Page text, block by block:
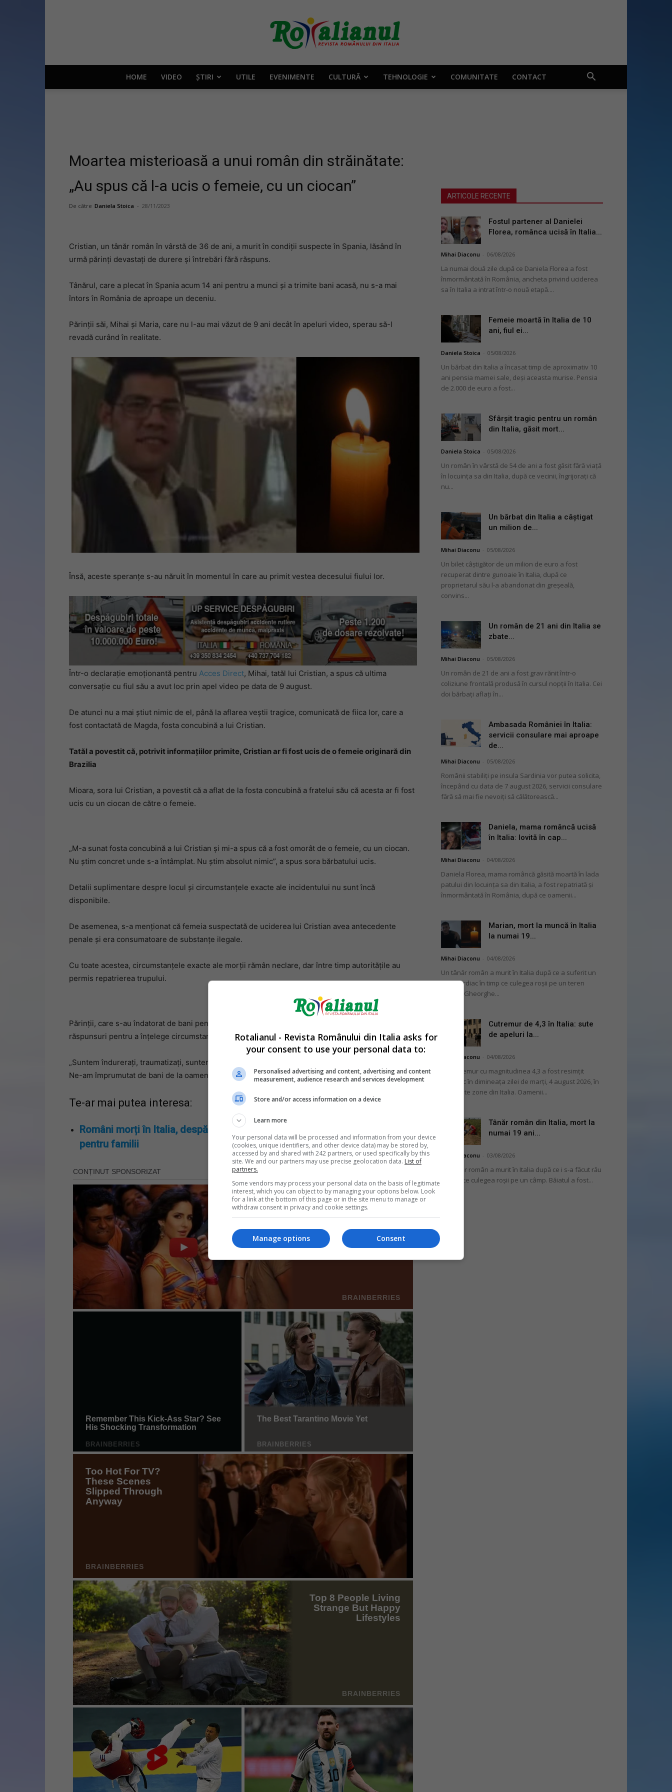
Rotalianul
românului
Italia
HOME VIDEO ȘTIRI UTILE EVENIMENTE CULTURĂ TEHNOLOGIE COMUNITATE CONTACT
Moartea misterioasă a unui român din străinătate:
„Au spus că l-a ucis o femeie, cu un ciocan”
De către Daniela Stoica - 28/11/2023
Cristian, un tânăr român în vârstă de 36 de ani, a murit în condiții suspecte în Spania, lăsând în
urmă părinți devastați de durere și întrebări fără răspuns.
Tânărul, care a plecat în Spania acum 14 ani pentru a munci și a trimite bani acasă, nu s-a mai
întors în România de aproape un deceniu.
Părinții săi, Mihai și Maria, care nu l-au mai văzut de 9 ani decât în apeluri video, sperau să-l
revadă curând în realitate.
Însă, aceste speranțe s-au năruit în momentul în care au primit vestea decesului fiului lor.
Într-o declarație emoționantă pentru Acces Direct, Mihai, tatăl lui Cristian, a spus că ultima
conversație cu fiul său a avut loc prin apel video pe data de 9 august.
De atunci nu a mai știut nimic de el, până la aflarea veștii tragice, comunicată de fiica lor, care a
fost contactată de Magda, fosta concubină a lui Cristian.
Tatăl a povestit că, potrivit informațiilor primite, Cristian ar fi fost ucis de o femeie originară din
Brazilia
Mioara, sora lui Cristian, a povestit că a aflat de la fosta concubină a fratelui său că acesta ar fi fost
ucis cu un ciocan de către o femeie.
„M-a sunat fosta concubină a lui Cristian și mi-a spus că a fost omorât de o femeie, cu un ciocan.
Nu știm concret unde s-a întâmplat. Nu știm absolut nimic”, a spus sora bărbatului ucis.
Detalii suplimentare despre locul și circumstanțele exacte ale incidentului nu sunt încă
disponibile.
De asemenea, s-a menționat că femeia suspectată de uciderea lui Cristian avea antecedente
penale și era consumatoare de substanțe ilegale.
Cu toate acestea, circumstanțele exacte ale morții rămân neclare, dar între timp autoritățile au
permis repatrierea trupului.
Părinții, care s-au îndatorat de bani pentru a aduce trupul neînsuflețit al fiului lor în România, caută
răspunsuri pentru a înțelege circumstanțele misterioase care au dus la moartea lui Cristian.
„Suntem îndurerați, traumatizați, suntem îndatorați la oameni că l-am adus în țară pe cont propriu.
Ne-am împrumutat de bani de la oameni”, a spus tatăl tânărului.
Te-ar mai putea interesa:
Români morți în Italia, despăgubire uriașă de peste 2 milioane de euro
pentru familii
ARTICOLE RECENTE
Fostul partener al Danielei
Florea, românca ucisă în Italia...
Mihai Diaconu 06/08/2026
La numai două zile după ce Daniela Florea a fost
înmormântată în România, ancheta privind uciderea
sa în Italia a intrat într-o nouă etapă....
Femeie moartă în Italia de 10
ani, fiul ei...
Daniela Stoica 05/08/2026
Un bărbat din Italia a încasat timp de aproximativ 10
ani pensia mamei sale, deși aceasta murise. Pensia
de 2.000 de euro a fost...
Sfârșit tragic pentru un român
din Italia, găsit mort...
Daniela Stoica 05/08/2026
Un român în vârstă de 54 de ani a fost găsit fără viață
în locuința sa din Italia, după ce vecinii, îngrijorați că
nu...
Un bărbat din Italia a câștigat
un milion de...
Mihai Diaconu 05/08/2026
Un bilet câștigător de un milion de euro a fost
recuperat dintre gunoaie în Italia, după ce
proprietarul său l-a abandonat din greșeală,
convins...
Un român de 21 ani din Italia se
zbate...
Mihai Diaconu 05/08/2026
Un român de 21 de ani a fost grav rănit într-o
coliziune frontală produsă în cursul nopții în Italia. Cei
doi bărbați aflați în...
Ambasada României în Italia:
servicii consulare mai aproape
de...
Mihai Diaconu 05/08/2026
Românii stabiliți pe insula Sardinia vor putea solicita,
începând cu data de 7 august 2026, servicii consulare
fără să mai fie nevoiți să călătorească...
Daniela, mama româncă ucisă
în Italia: lovită în cap...
Mihai Diaconu 04/08/2026
Daniela Florea, mama româncă găsită moartă în lada
patului din locuința sa din Italia, a fost repatriată și
înmormântată în România, după ce oamenii...
Marian, mort la muncă în Italia
la numai 19...
Mihai Diaconu 04/08/2026
Un tânăr român a murit în Italia după ce a suferit un
stop cardiac în timp ce culegea roșii pe un teren
agricol. Gheorghe...
Cutremur de 4,3 în Italia: sute
de apeluri la...
Mihai Diaconu 04/08/2026
Un cutremur cu magnitudinea 4,3 a fost resimțit
puternic în dimineața zilei de marți, 4 august 2026, în
mai multe zone din Italia. Oamenii...
Tânăr român din Italia, mort la
numai 19 ani...
Mihai Diaconu 03/08/2026
Un tânăr român a murit în Italia după ce i s-a făcut rău
în timp ce culegea roșii pe un câmp. Băiatul a fost...
Rotalianul - Revista Românului din Italia asks for
your consent to use your personal data to:
Personalised advertising and content, advertising and content
measurement, audience research and services development
Store and/or access information on a device
Learn more
Your personal data will be processed and information from your device
(cookies, unique identifiers, and other device data) may be stored by,
accessed by and shared with 242 partners, or used specifically by this
site. We and our partners may use precise geolocation data. List of
partners.
Some vendors may process your personal data on the basis of legitimate
interest, which you can object to by managing your options below. Look
for a link at the bottom of this page or in the site menu to manage or
withdraw consent in privacy and cookie settings.
Consent
Manage options